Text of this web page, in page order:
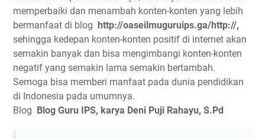
memperbaiki dan menambah konten-konten yang lebih
bermanfaat di blog
http://oaseilmuguruips.ga/http://,
sehingga kedepan konten-konten positif di internet akan
semakin banyak dan bisa mengimbangi konten-konten
negatif yang semakin lama semakin bertambah.
Semoga bisa memberi manfaat pada dunia pendidikan
di Indonesia pada umumnya.
Blog
Blog Guru IPS, karya Deni Puji Rahayu, S.Pd